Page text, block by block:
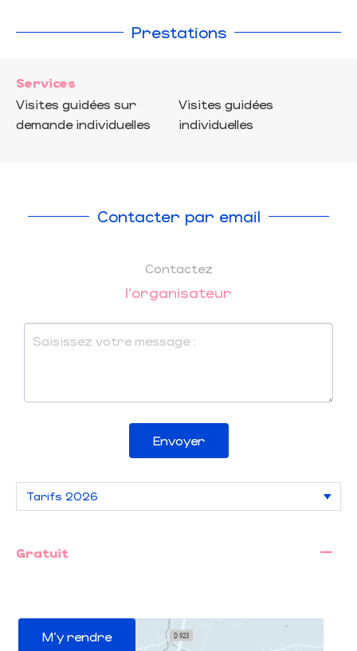
Prestations
Services
Visites guidées sur
demande individuelles
Visites guidées
individuelles
Contacter par email
Contactez
l'organisateur
Envoyer
Gratuit —
M'y rendre